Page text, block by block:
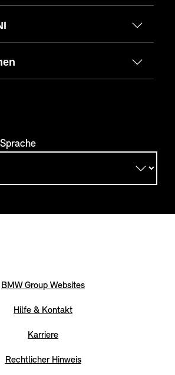
BMW Group Websites
Hilfe & Kontakt
Karriere
Rechtlicher Hinweis